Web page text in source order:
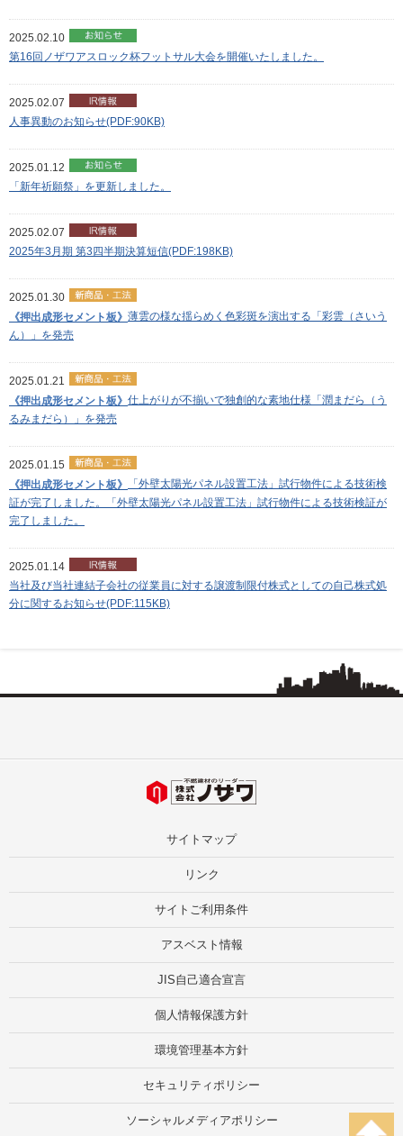
2025.02.10
第16回ノザワアスロック杯フットサル大会を開催いたしました。
2025.02.07
人事異動のお知らせ(PDF:90KB)
2025.01.12
「新年祈願祭」を更新しました。
2025.02.07
2025年3月期 第3四半期決算短信(PDF:198KB)
2025.01.30
《押出成形セメント板》 薄雲の様な揺らめく色彩斑を演出する「彩雲（さいう
ん）」を発売
2025.01.21
《押出成形セメント板》 仕上がりが不揃いで独創的な素地仕様「潤まだら（う
るみまだら）」を発売
2025.01.15
《押出成形セメント板》
「外壁太陽光パネル設置工法」試行物件による技術検
証が完了しました。「外壁太陽光パネル設置工法」試行物件による技術検証が
完了しました。
2025.01.14
当社及び当社連結子会社の従業員に対する譲渡制限付株式としての自己株式処
分に関するお知らせ(PDF:115KB)
サイトマップ
リンク
サイトご利用条件
アスベスト情報
JIS自己適合宣言
個人情報保護方針
環境管理基本方針
セキュリティポリシー
ソーシャルメディアポリシー